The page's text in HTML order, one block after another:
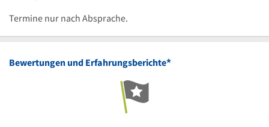
Uhr
Termine nur nach Absprache.
Bewertungen und Erfahrungsberichte*